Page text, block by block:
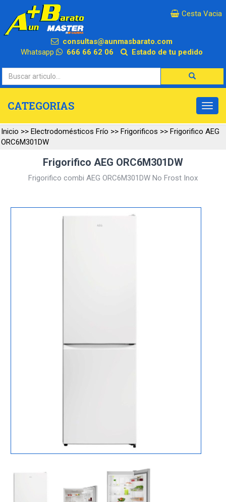
×
Cesta Vacia
consultas@aunmasbarato.com
Whatsapp
666 66 62 06 Estado de tu pedido
CATEGORIAS
Inicio >> Electrodomésticos Frío >> Frigorificos >> Frigorifico AEG
ORC6M301DW
Frigorifico AEG ORC6M301DW
Frigorifico combi AEG ORC6M301DW No Frost Inox